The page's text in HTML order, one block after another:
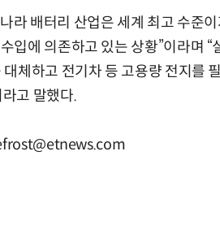
라 배터리 산업은 세계 최고 수준
입에 의존하고 있는 상황”이라며
대체하고 전기차 등 고용량 전지를
고 말했다.